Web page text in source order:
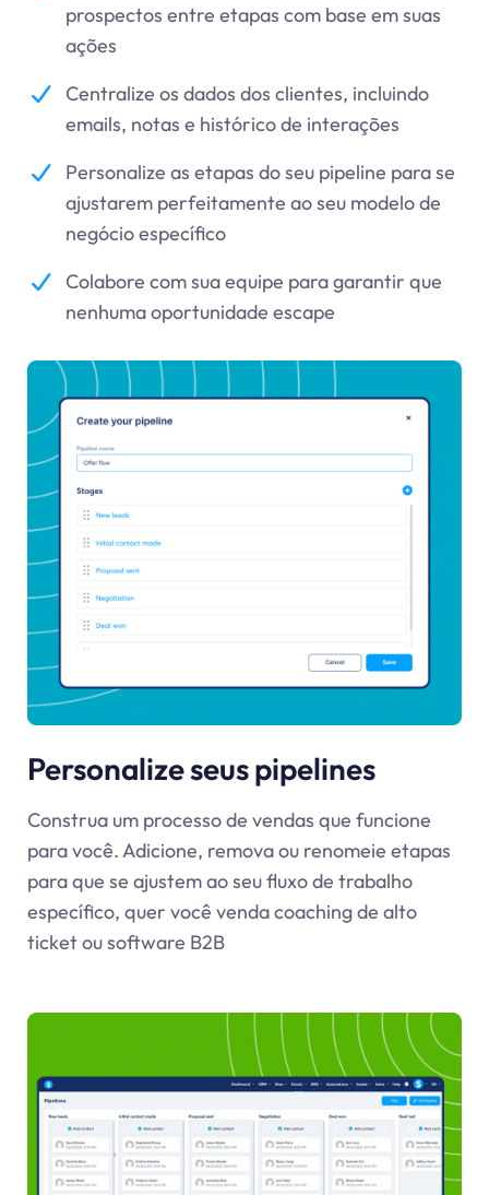
prospectos entre etapas com base em suas
ações
Centralize os dados dos clientes, incluindo
emails, notas e histórico de interações
Personalize as etapas do seu pipeline para se
ajustarem perfeitamente ao seu modelo de
negócio específico
Colabore com sua equipe para garantir que
nenhuma oportunidade escape
Personalize seus pipelines
Construa um processo de vendas que funcione
para você. Adicione, remova ou renomeie etapas
para que se ajustem ao seu fluxo de trabalho
específico, quer você venda coaching de alto
ticket ou software B2B